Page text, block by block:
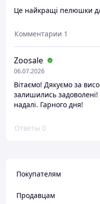
Це найкращі пелюшки
Комментарии 1
Zoosale
06.07.2026
Вітаємо! Дякуємо за
залишились задоволені!
надалі. Гарного дня!
Ответы 0
Покупателям
Продавцам